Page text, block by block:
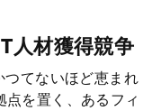
人材獲得競争
つてないほど恵まれ
を置く、あるフィ